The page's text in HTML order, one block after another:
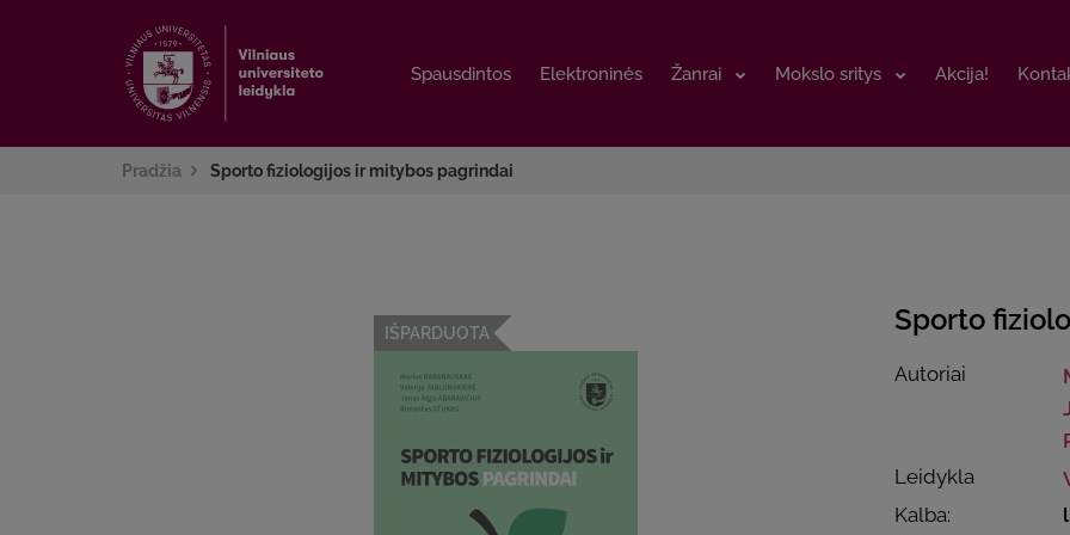
Spausdintos Elektroninės Žanrai Mokslo sritys Akcija!
Spausdintos Elektroninės Žanrai Mokslo sritys Akcija!
Pradžia Sporto fiziologijos ir mitybos pagrindai
IŠPARDUOTA Sporto
Autoriai
Leidykla
Kalba: